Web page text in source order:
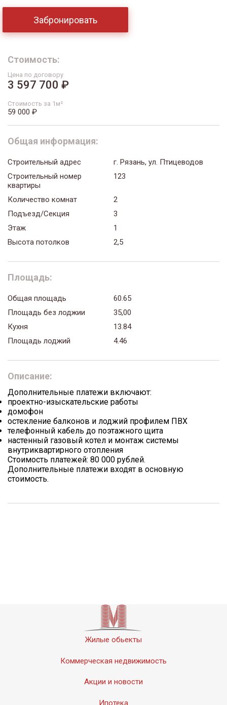
Забронировать
Стоимость:
Цена по договору
3 597 700 ₽
Стоимость за 1м²
59 000 ₽
Общая информация:
Строительный адрес
г. Рязань, ул. Птицеводов
Строительный номер
квартиры
123
Количество комнат
2
Подъезд/Секция
3
Этаж
1
Высота потолков
2,5
Площадь:
Общая площадь
60.65
Площадь без лоджии
35,00
Кухня
13.84
Площадь лоджий
4.46
Описание:
Дополнительные платежи включают:
проектно-изыскательские работы
домофон
остекление балконов и лоджий профилем ПВХ
телефонный кабель до поэтажного щита
настенный газовый котел и монтаж системы
внутриквартирного отопления
Стоимость платежей: 80 000 рублей.
Дополнительные платежи входят в основную
стоимость.
Жилые обьекты
Коммерческая недвижимость
Акции и новости
Ипотека